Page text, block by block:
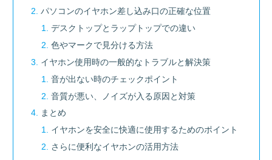
パソコンのイヤホン差し込み口の正確な位置
デスクトップとラップトップでの違い
色やマークで見分ける方法
イヤホン使用時の一般的なトラブルと解決策
音が出ない時のチェックポイント
音質が悪い、ノイズが入る原因と対策
まとめ
イヤホンを安全に快適に使用するためのポイント
さらに便利なイヤホンの活用方法